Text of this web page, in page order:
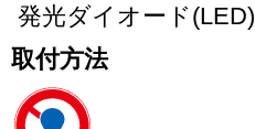
発光ダイオード(LED)
取付方法